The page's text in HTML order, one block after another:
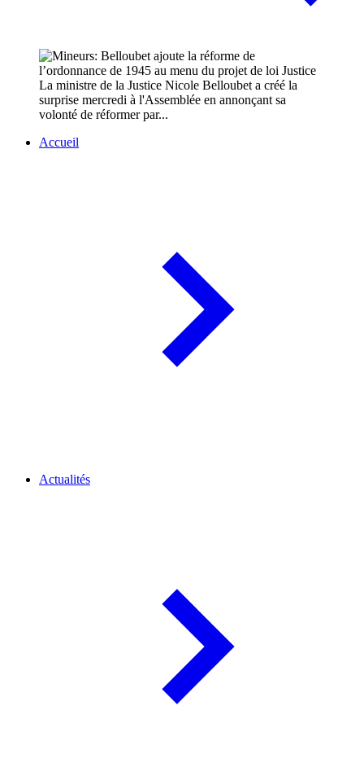
La ministre de la Justice Nicole Belloubet a créé la
surprise mercredi à l'Assemblée en annonçant sa
volonté de réformer par...
Accueil
Actualités